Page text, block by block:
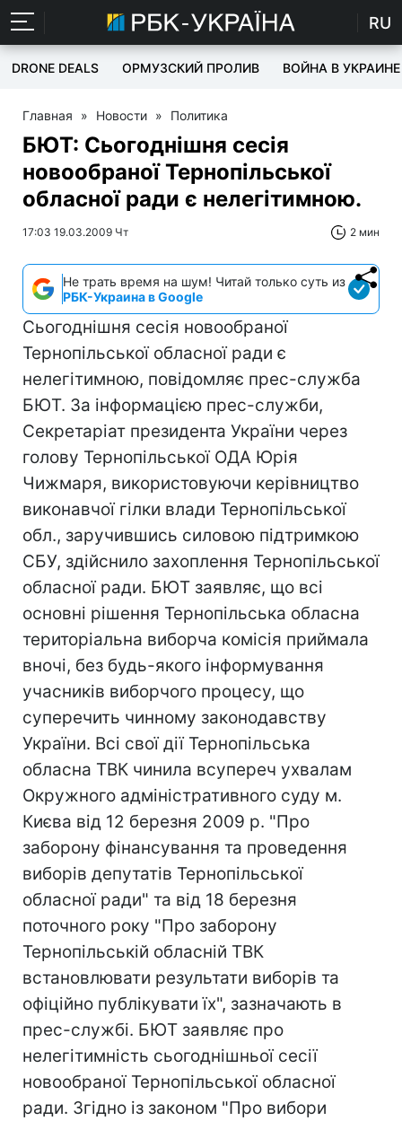
RU
DRONE DEALS ОРМУЗСКИЙ ПРОЛИВ ВОЙНА В УКРАИНЕ
Главная » Новости » Политика
БЮТ: Сьогоднішня сесія
новообраної Тернопільської
обласної ради є нелегітимною.
17:03 19.03.2009 Чт 2 мин
Не трать время на шум! Читай только суть из
РБК-Украина в Google
Сьогоднішня сесія новообраної
Тернопільської обласної ради є
нелегітимною, повідомляє прес-служба
БЮТ. За інформацією прес-служби,
Секретаріат президента України через
голову Тернопільської ОДА Юрія
Чижмаря, використовуючи керівництво
виконавчої гілки влади Тернопільської
обл., заручившись силовою підтримкою
СБУ, здійснило захоплення Тернопільської
обласної ради. БЮТ заявляє, що всі
основні рішення Тернопільська обласна
територіальна виборча комісія приймала
вночі, без будь-якого інформування
учасників виборчого процесу, що
суперечить чинному законодавству
України. Всі свої дії Тернопільська
обласна ТВК чинила всупереч ухвалам
Окружного адміністративного суду м.
Києва від 12 березня 2009 р. "Про
заборону фінансування та проведення
виборів депутатів Тернопільської
обласної ради" та від 18 березня
поточного року "Про заборону
Тернопільській обласній ТВК
встановлювати результати виборів та
офіційно публікувати їх", зазначають в
прес-службі. БЮТ заявляє про
нелегітимність сьогоднішньої сесії
новообраної Тернопільської обласної
ради. Згідно із законом "Про вибори